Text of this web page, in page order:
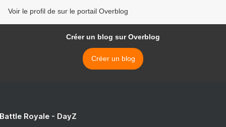
Voir le profil de sur le portail Overblog
Créer un blog sur Overblog
Créer un blog
Royale - DayZ